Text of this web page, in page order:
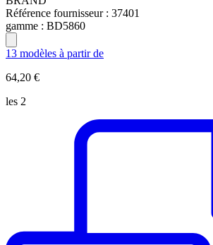
Référence fournisseur : 37401
gamme : BD5860
13 modèles à partir de
64,20 €
les 2